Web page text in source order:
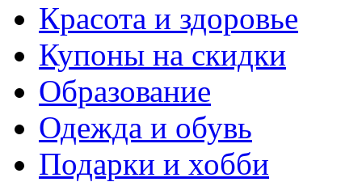
Красота и здоровье
Купоны на скидки
Образование
Одежда и обувь
Подарки и хобби